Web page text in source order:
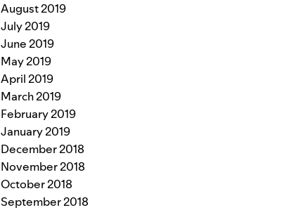
August 2019
July 2019
June 2019
May 2019
April 2019
March 2019
February 2019
January 2019
December 2018
November 2018
October 2018
September 2018